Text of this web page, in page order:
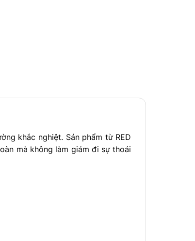
khắc nghiệt. Sản phẩm từ RED
mà không làm giảm đi sự thoải